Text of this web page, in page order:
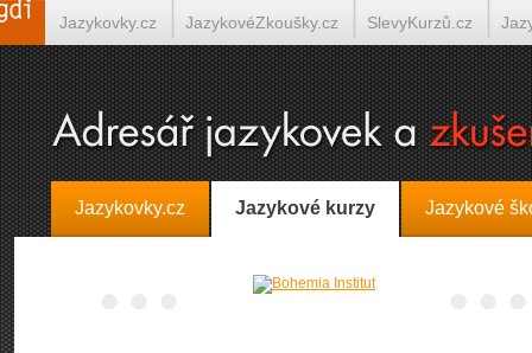
Jazykovky.cz Jazykové kurzy Jazykové
Jazykovky.cz JazykovéZkoušky.cz SlevyKurzů.cz
Španělština on-line Italština on-line Tlumočení-